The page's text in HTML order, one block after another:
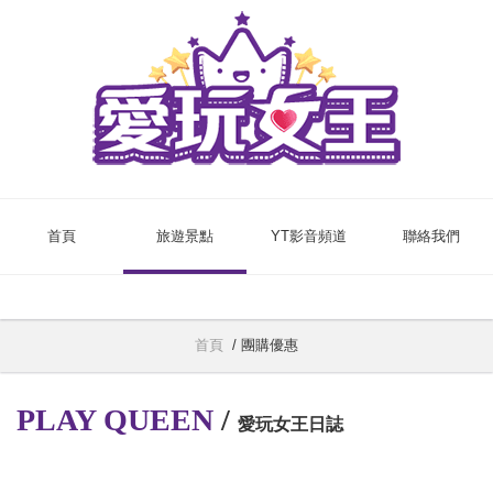
首頁 旅遊景點 YT影音頻道 聯絡我們
首頁 / 團購優惠
PLAY QUEEN / 愛玩女王日誌